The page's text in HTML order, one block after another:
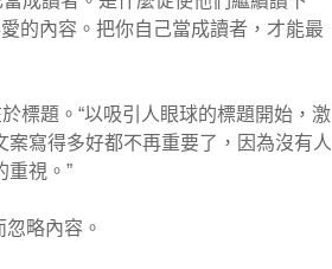
的內容。把你自己當成讀者，才能最
標題。“以吸引人眼球的標題開始，激
寫得多好都不再重要了，因為沒有人
重視。”
略內容。